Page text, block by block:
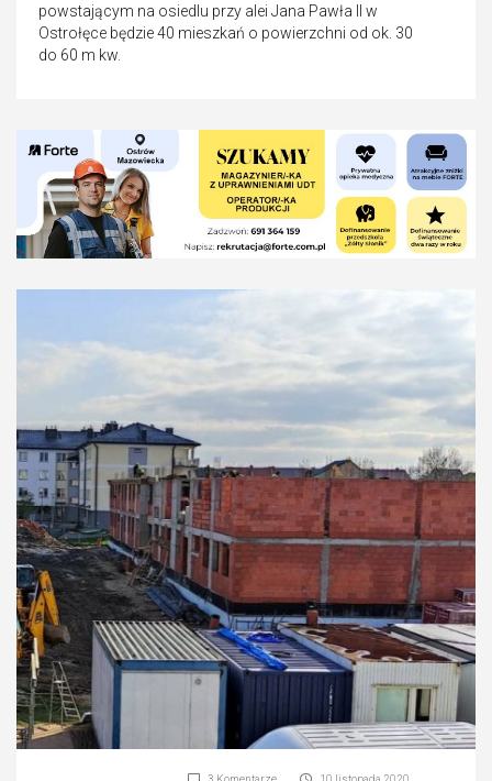
powstającym na osiedlu przy alei Jana Pawła II w
Ostrołęce będzie 40 mieszkań o powierzchni od ok. 30
do 60 m kw.